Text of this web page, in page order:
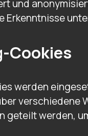
und
Erkenntnisse
Cookies
werden
verschiedene
geteilt werden,